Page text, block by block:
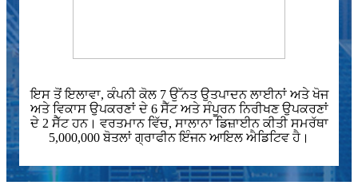
ਇਸ ਤੋਂ ਇਲਾਵਾ, ਕੰਪਨੀ ਕੋਲ 7 ਉੱਨਤ ਉਤਪਾਦਨ ਲਾਈਨਾਂ ਅਤੇ ਖੋਜ
ਅਤੇ ਵਿਕਾਸ ਉਪਕਰਣਾਂ ਦੇ 6 ਸੈੱਟ ਅਤੇ ਸੰਪੂਰਨ ਨਿਰੀਖਣ ਉਪਕਰਣਾਂ
ਦੇ 2 ਸੈੱਟ ਹਨ। ਵਰਤਮਾਨ ਵਿੱਚ, ਸਾਲਾਨਾ ਡਿਜ਼ਾਈਨ ਕੀਤੀ ਸਮਰੱਥਾ
5,000,000 ਬੋਤਲਾਂ ਗ੍ਰਾਫੀਨ ਇੰਜਨ ਆਇਲ ਐਡਿਟਿਵ ਹੈ।